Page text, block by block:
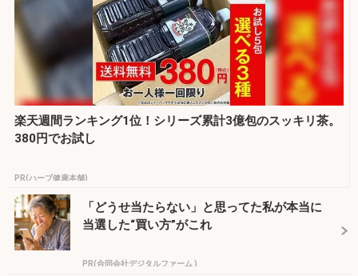
楽天週間ランキング1位！シリーズ累計3億包のスッキリ茶。
380円でお試し
PR(ハーブ健康本舗)
「どうせ当たらない」と思ってた私が本当に
当選した“買い方”がこれ
PR(合同会社デジタルファーム )